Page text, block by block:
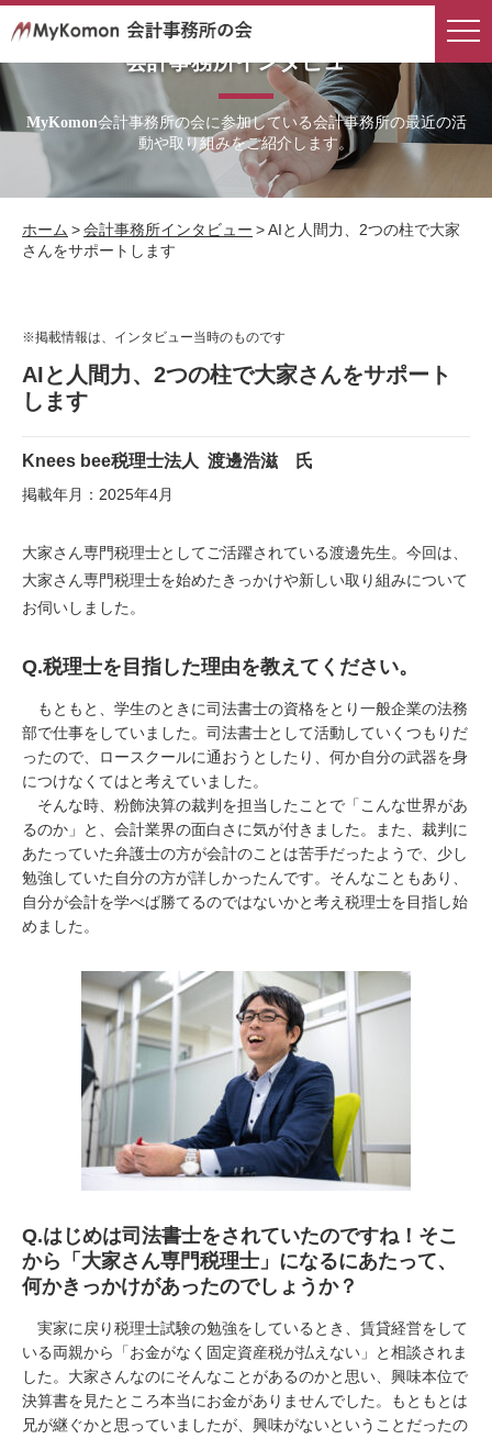
会計事務所インタビュー
MyKomon会計事務所の会に参加している会計事務所の最近の活
動や取り組みをご紹介します。
ホーム >会計事務所インタビュー >AIと人間力、2つの柱で大家
さんをサポートします
※掲載情報は、インタビュー当時のものです
AIと人間力、2つの柱で大家さんをサポート
します
Knees bee税理士法人 渡邊浩滋 氏
掲載年月：2025年4月
大家さん専門税理士としてご活躍されている渡邊先生。今回は、
大家さん専門税理士を始めたきっかけや新しい取り組みについて
お伺いしました。
Q.税理士を目指した理由を教えてください。
もともと、学生のときに司法書士の資格をとり一般企業の法務
部で仕事をしていました。司法書士として活動していくつもりだ
ったので、ロースクールに通おうとしたり、何か自分の武器を身
につけなくてはと考えていました。
そんな時、粉飾決算の裁判を担当したことで「こんな世界があ
るのか」と、会計業界の面白さに気が付きました。また、裁判に
あたっていた弁護士の方が会計のことは苦手だったようで、少し
勉強していた自分の方が詳しかったんです。そんなこともあり、
自分が会計を学べば勝てるのではないかと考え税理士を目指し始
めました。
Q.はじめは司法書士をされていたのですね！そこ
から「大家さん専門税理士」になるにあたって、
何かきっかけがあったのでしょうか？
実家に戻り税理士試験の勉強をしているとき、賃貸経営をして
いる両親から「お金がなく固定資産税が払えない」と相談されま
した。大家さんなのにそんなことがあるのかと思い、興味本位で
決算書を見たところ本当にお金がありませんでした。もともとは
兄が継ぐかと思っていましたが、興味がないということだったの